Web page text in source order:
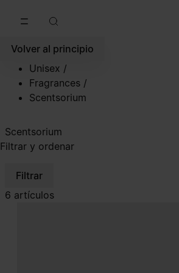
Volver al principio
Unisex /
Fragrances /
Scentsorium
Scentsorium
Filtrar y ordenar
Filtrar
6 artículos